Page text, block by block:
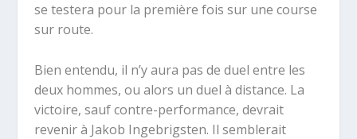
se testera pour la première fois sur une course
sur route.
Bien entendu, il n’y aura pas de duel entre les
deux hommes, ou alors un duel à distance. La
victoire, sauf contre-performance, devrait
revenir à Jakob Ingebrigsten. Il semblerait